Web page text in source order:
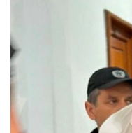
РАЗСЛЕДВАНЕ
БИЗНЕС
ЮГ